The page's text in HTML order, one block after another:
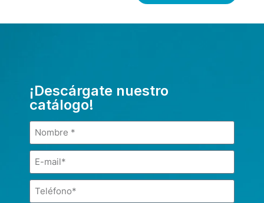
¡Descárgate nuestro
catálogo!